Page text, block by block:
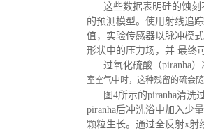
这些数据表明硅的蚀刻
的预测模型。使用射线追
值，实验传感器以脉冲模
形状中的压力场，并 最终
过氧化硫酸（piranha
室空气中时，这种残留的硫会
图4所示的piranha清洗
piranha后冲洗浴中加入少
颗粒生长。通过全反射x射